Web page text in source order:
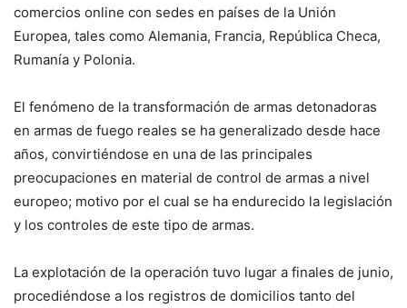
comercios online con sedes en países de la Unión
Europea, tales como Alemania, Francia, República Checa,
Rumanía y Polonia.
El fenómeno de la transformación de armas detonadoras
en armas de fuego reales se ha generalizado desde hace
años, convirtiéndose en una de las principales
preocupaciones en material de control de armas a nivel
europeo; motivo por el cual se ha endurecido la legislación
y los controles de este tipo de armas.
La explotación de la operación tuvo lugar a finales de junio,
procediéndose a los registros de domicilios tanto del